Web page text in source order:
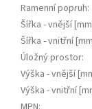
Ramenní popruh:
Šířka - vnější
Šířka - vnitřní
Úložný prostor:
Výška - vnější
Výška - vnitřní